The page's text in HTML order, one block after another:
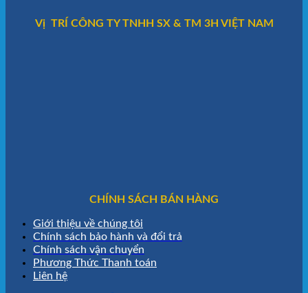
Vị TRÍ CÔNG TY TNHH SX & TM 3H VIỆT NAM
CHÍNH SÁCH BÁN HÀNG
Giới thiệu về chúng tôi
Chính sách bảo hành và đổi trả
Chính sách vận chuyển
Phương Thức Thanh toán
Liên hệ